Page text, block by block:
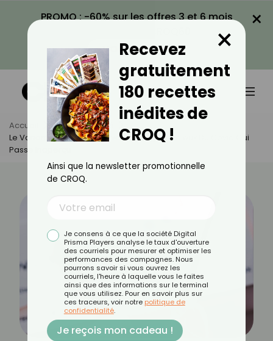
PROMO : -60% sur les offres 3 et 6 mois
VOIR LA PROMO
×
Accueil Actus
Santé
Le Variant Stratus : Un Nouveau Visage Insidieux Du Covid Qui
Passe Inaperçu
Recevez
gratuitement
180 recettes
inédites de
CROQ !
×
Ainsi que la newsletter promotionnelle
de CROQ.
Je consens à ce que la société Digital
Prisma Players analyse le taux d'ouverture
des courriels pour mesurer et optimiser les
performances des campagnes. Nous
pourrons savoir si vous ouvrez les
courriels, l'heure à laquelle vous le faites
ainsi que des informations sur le terminal
que vous utilisez. Pour en savoir plus sur
ces traceurs, voir notre politique de
confidentialité.
Je reçois mon cadeau !